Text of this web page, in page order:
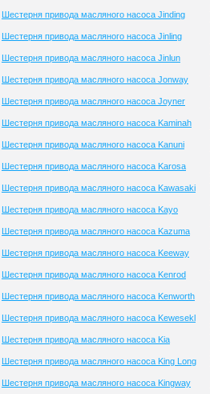
Шестерня привода масляного насоса Jinding
Шестерня привода масляного насоса Jinling
Шестерня привода масляного насоса Jinlun
Шестерня привода масляного насоса Jonway
Шестерня привода масляного насоса Joyner
Шестерня привода масляного насоса Kaminah
Шестерня привода масляного насоса Kanuni
Шестерня привода масляного насоса Karosa
Шестерня привода масляного насоса Kawasaki
Шестерня привода масляного насоса Kayo
Шестерня привода масляного насоса Kazuma
Шестерня привода масляного насоса Keeway
Шестерня привода масляного насоса Kenrod
Шестерня привода масляного насоса Kenworth
Шестерня привода масляного насоса Kewesekl
Шестерня привода масляного насоса Kia
Шестерня привода масляного насоса King Long
Шестерня привода масляного насоса Kingway